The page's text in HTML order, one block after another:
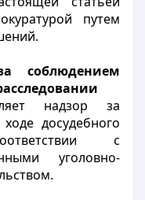
путем
соблюдением
надзор за
досудебного
с
уголовно-